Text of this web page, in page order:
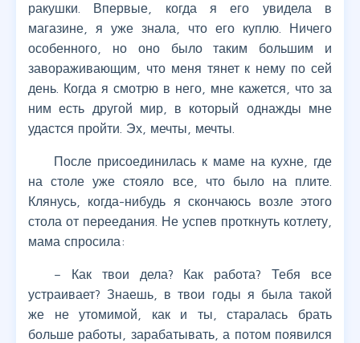
ракушки. Впервые, когда я его увидела в
магазине, я уже знала, что его куплю. Ничего
особенного, но оно было таким большим и
завораживающим, что меня тянет к нему по сей
день. Когда я смотрю в него, мне кажется, что за
ним есть другой мир, в который однажды мне
удастся пройти. Эх, мечты, мечты.
После присоединилась к маме на кухне, где
на столе уже стояло все, что было на плите.
Клянусь, когда-нибудь я скончаюсь возле этого
стола от переедания. Не успев проткнуть котлету,
мама спросила:
– Как твои дела? Как работа? Тебя все
устраивает? Знаешь, в твои годы я была такой
же не утомимой, как и ты, старалась брать
больше работы, зарабатывать, а потом появился